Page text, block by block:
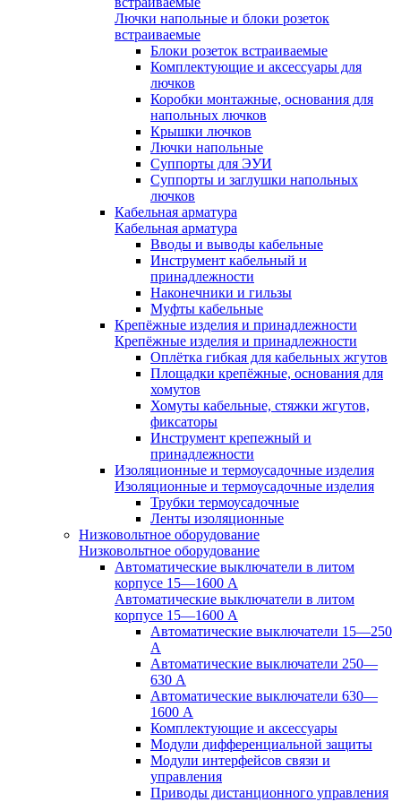
Лючки напольные и блоки розеток
встраиваемые
Блоки розеток встраиваемые
Комплектующие и аксессуары для
лючков
Коробки монтажные, основания для
напольных лючков
Крышки лючков
Лючки напольные
Суппорты для ЭУИ
Суппорты и заглушки напольных
лючков
Кабельная арматура
Кабельная арматура
Вводы и выводы кабельные
Инструмент кабельный и
принадлежности
Наконечники и гильзы
Муфты кабельные
Крепёжные изделия и принадлежности
Крепёжные изделия и принадлежности
Оплётка гибкая для кабельных жгутов
Площадки крепёжные, основания для
хомутов
Хомуты кабельные, стяжки жгутов,
фиксаторы
Инструмент крепежный и
принадлежности
Изоляционные и термоусадочные изделия
Изоляционные и термоусадочные изделия
Трубки термоусадочные
Ленты изоляционные
Низковольтное оборудование
Низковольтное оборудование
Автоматические выключатели в литом
корпусе 15—1600 А
Автоматические выключатели в литом
корпусе 15—1600 А
Автоматические выключатели 15—250
А
Автоматические выключатели 250—
630 А
Автоматические выключатели 630—
1600 А
Комплектующие и аксессуары
Модули дифференциальной защиты
Модули интерфейсов связи и
управления
Приводы дистанционного управления